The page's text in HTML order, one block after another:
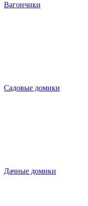
Вагончики
Садовые домики
Дачные домики